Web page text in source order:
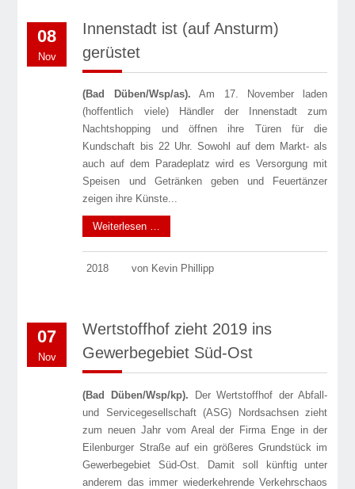
08
Nov
Innenstadt ist (auf Ansturm)
gerüstet
(Bad Düben/Wsp/as). Am 17. November laden
(hoffentlich viele) Händler der Innenstadt zum
Nachtshopping und öffnen ihre Türen für die
Kundschaft bis 22 Uhr. Sowohl auf dem Markt- als
auch auf dem Paradeplatz wird es Versorgung mit
Speisen und Getränken geben und Feuertänzer
zeigen ihre Künste...
Weiterlesen …
2018 von Kevin Phillipp
07
Nov
Wertstoffhof zieht 2019 ins
Gewerbegebiet Süd-Ost
(Bad Düben/Wsp/kp). Der Wertstoffhof der Abfall-
und Servicegesellschaft (ASG) Nordsachsen zieht
zum neuen Jahr vom Areal der Firma Enge in der
Eilenburger Straße auf ein größeres Grundstück im
Gewerbegebiet Süd-Ost. Damit soll künftig unter
anderem das immer wiederkehrende Verkehrschaos